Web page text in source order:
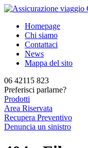
Homepage
Chi siamo
Contattaci
News
Mappa del sito
06 42115 823
Preferisci parlarne?
Prodotti
Area Riservata
Recupera Preventivo
Denuncia un sinistro